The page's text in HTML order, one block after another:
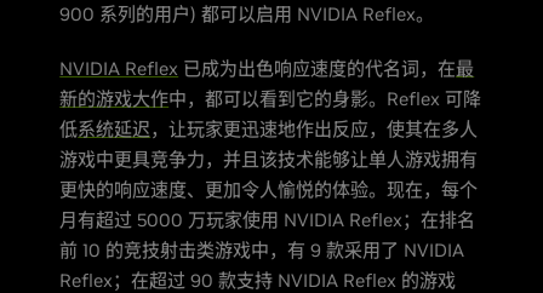
900 系列的用户) 都可以启用 NVIDIA Reflex。
NVIDIA Reflex 已成为出色响应速度的代名词，在最
新的游戏大作中，都可以看到它的身影。Reflex 可降
低系统延迟，让玩家更迅速地作出反应，使其在多人
游戏中更具竞争力，并且该技术能够让单人游戏拥有
更快的响应速度、更加令人愉悦的体验。现在，每个
月有超过 5000 万玩家使用 NVIDIA Reflex；在排名
前 10 的竞技射击类游戏中，有 9 款采用了 NVIDIA
Reflex；在超过 90 款支持 NVIDIA Reflex 的游戏